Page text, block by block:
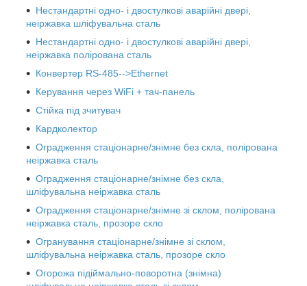
Нестандартні одно- і двостулкові аварійні двері,
неіржавка шліфувальна сталь
Нестандартні одно- і двостулкові аварійні двері,
неіржавка полірована сталь
Конвертер RS-485-->Ethernet
Керування через WiFi + тач-панель
Стійка під зчитувач
Кардколектор
Оградження стаціонарне/знімне без скла, полірована
неіржавка сталь
Оградження стаціонарне/знімне без скла,
шліфувальна неіржавка сталь
Оградження стаціонарне/знімне зі склом, полірована
неіржавка сталь, прозоре скло
Огранування стаціонарне/знімне зі склом,
шліфувальна неіржавка сталь, прозоре скло
Огорожа підіймально-поворотна (знімна)